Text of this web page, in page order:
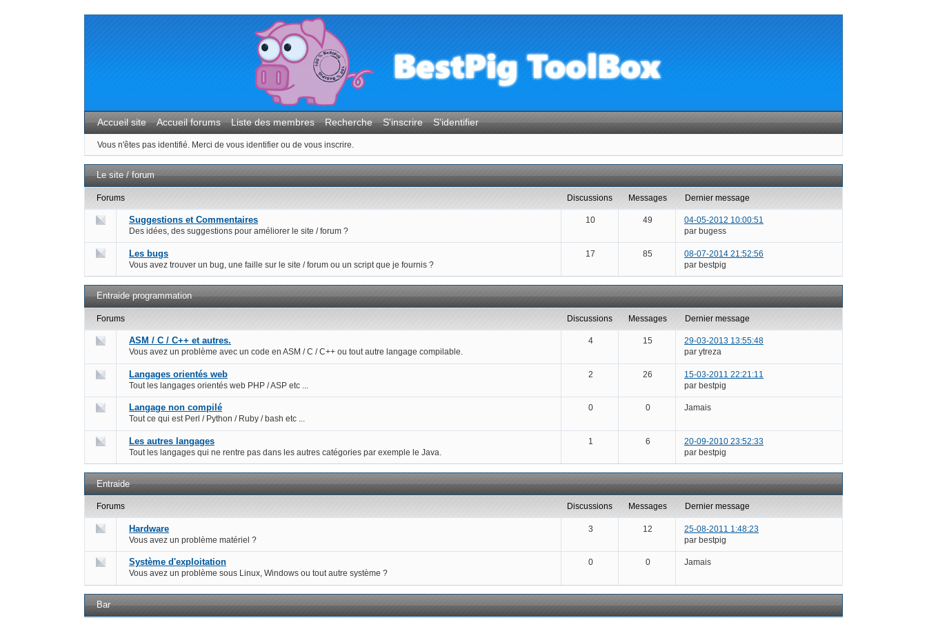
Accueil site Accueil forums Liste des membres Recherche S'inscrire S'identifier
Vous n'êtes pas identifié. Merci de vous identifier ou de vous inscrire.
Le site / forum
Forums discussions messages dernier message
Suggestions et Commentaires
Des idées, des suggestions pour améliorer le site / forum ?
10 49
04-05-2012 10:00:51
par bugess
Les bugs
Vous avez trouver un bug, une faille sur le site / forum ou un script que je fournis ?
17 85
08-07-2014 21:52:56
par bestpig
Entraide programmation
Forums discussions messages dernier message
ASM / C / C++ et autres.
Vous avez un problème avec un code en ASM / C / C++ ou tout autre langage compilable.
4 15
29-03-2013 13:55:48
par ytreza
Langages orientés web
Tout les langages orientés web PHP / ASP etc ...
2 26
15-03-2011 22:21:11
par bestpig
Langage non compilé
Tout ce qui est Perl / Python / Ruby / bash etc ...
0 0 Jamais
Les autres langages
Tout les langages qui ne rentre pas dans les autres catégories par exemple le Java.
1 6
20-09-2010 23:52:33
par bestpig
Entraide
Forums discussions messages dernier message
Hardware
Vous avez un problème matériel ?
3 12
25-08-2011 1:48:23
par bestpig
Système d'exploitation
Vous avez un problème sous Linux, Windows ou tout autre système ?
0 0 Jamais
Bar